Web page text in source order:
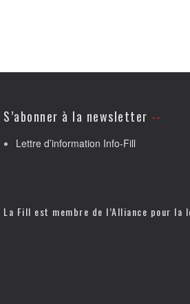
S’abonner à la newsletter
Lettre d’information Info-Fill
La Fill est membre de l’Alliance pour la